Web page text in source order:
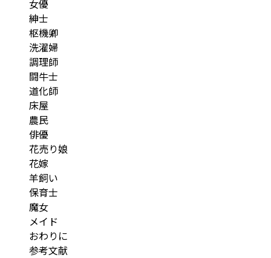
女優
紳士
枢機卿
洗濯婦
調理師
闘牛士
道化師
床屋
農民
俳優
花売り娘
花嫁
羊飼い
保育士
魔女
メイド
おわりに
参考文献